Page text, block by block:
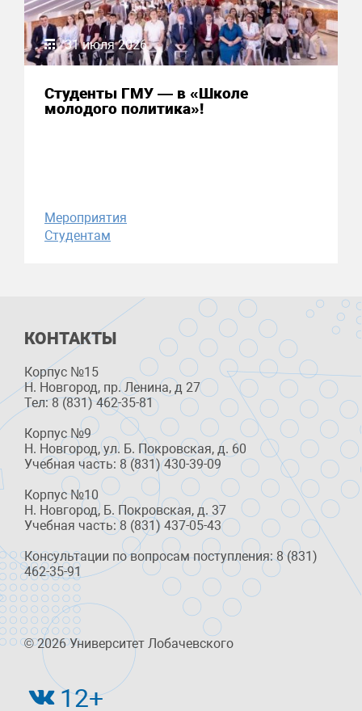
31 июля 2026
Студенты ГМУ — в «Школе
молодого политика»!
Мероприятия
Студентам
КОНТАКТЫ
Корпус №15
Н. Новгород, пр. Ленина, д 27
Тел: 8 (831) 462-35-81
Корпус №9
Н. Новгород, ул. Б. Покровская, д. 60
Учебная часть: 8 (831) 430-39-09
Корпус №10
Н. Новгород, Б. Покровская, д. 37
Учебная часть: 8 (831) 437-05-43
Консультации по вопросам поступления: 8 (831)
462-35-91
© 2026 Университет Лобачевского
12+